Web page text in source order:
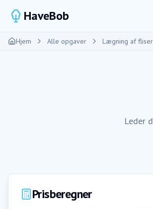
HaveBob
Hjem Alle opgaver Lægning af fliser
Leder
Prisberegner